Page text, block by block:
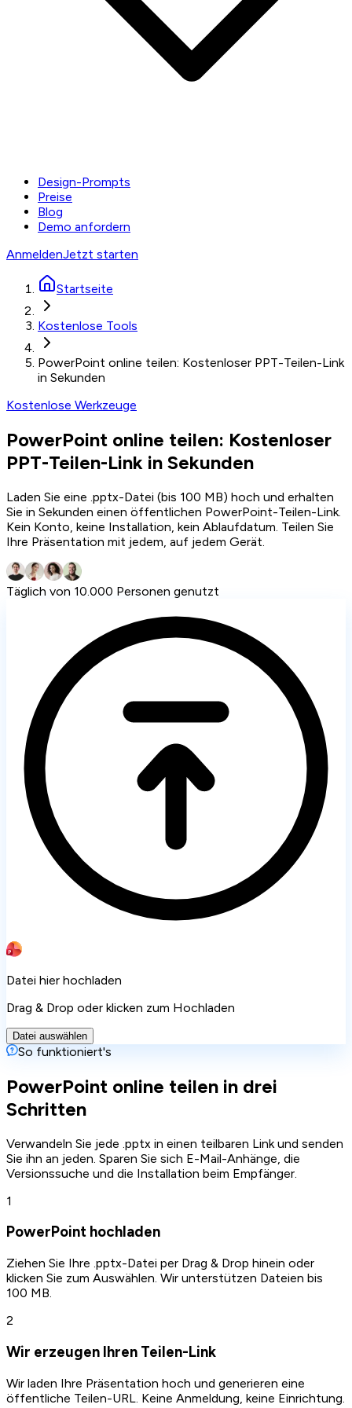
Design-Prompts
Preise
Blog
Demo anfordern
AnmeldenJetzt starten
Startseite
Kostenlose Tools
PowerPoint online teilen: Kostenloser PPT-Teilen-Link
in Sekunden
Kostenlose Werkzeuge
PowerPoint online teilen: Kostenloser
PPT-Teilen-Link in Sekunden
Laden Sie eine .pptx-Datei (bis 100 MB) hoch und erhalten
Sie in Sekunden einen öffentlichen PowerPoint-Teilen-Link.
Kein Konto, keine Installation, kein Ablaufdatum. Teilen Sie
Ihre Präsentation mit jedem, auf jedem Gerät.
Täglich von 10.000 Personen genutzt
Datei hier hochladen
Drag & Drop oder klicken zum Hochladen
Datei auswählen
So funktioniert's
PowerPoint online teilen in drei
Schritten
Verwandeln Sie jede .pptx in einen teilbaren Link und senden
Sie ihn an jeden. Sparen Sie sich E-Mail-Anhänge, die
Versionssuche und die Installation beim Empfänger.
1
PowerPoint hochladen
Ziehen Sie Ihre .pptx-Datei per Drag & Drop hinein oder
klicken Sie zum Auswählen. Wir unterstützen Dateien bis
100 MB.
2
Wir erzeugen Ihren Teilen-Link
Wir laden Ihre Präsentation hoch und generieren eine
öffentliche Teilen-URL. Keine Anmeldung, keine Einrichtung.